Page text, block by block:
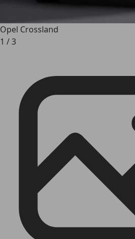
Opel Crossland
1 /3